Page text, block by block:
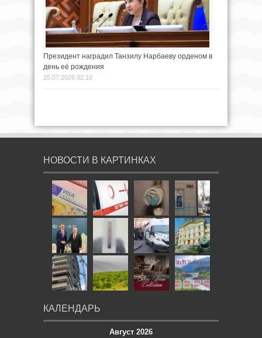
Президент наградил Танзилу Нарбаеву орденом в
день её рождения
25.07.2026 02:10
НОВОСТИ В КАРТИНКАХ
КАЛЕНДАРЬ
Август 2026